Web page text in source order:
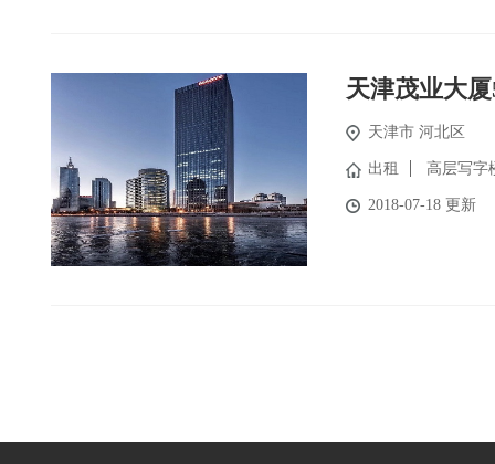
天津茂业大
天津市 河北区
出租 高层写字
2018-07-18 更新